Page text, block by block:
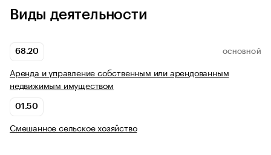
Виды деятельности
68.20 ОСНОВНОЙ
Аренда и управление собственным или арендованным
недвижимым имуществом
01.50
Смешанное сельское хозяйство